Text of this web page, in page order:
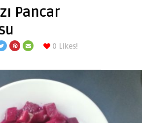
Pancar
0 Likes!